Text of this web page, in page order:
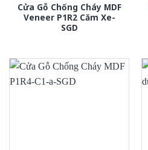
Cửa Gỗ Chống Cháy MDF
Veneer P1R2 Căm Xe-
SGD